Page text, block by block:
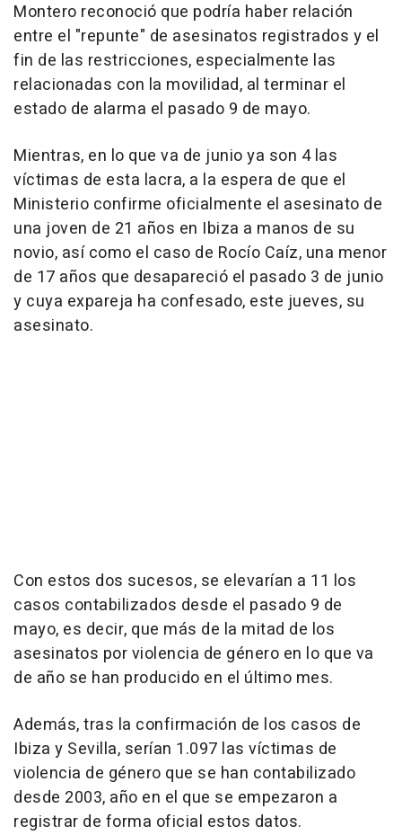
Montero reconoció que podría haber relación
entre el "repunte" de asesinatos registrados y el
fin de las restricciones, especialmente las
relacionadas con la movilidad, al terminar el
estado de alarma el pasado 9 de mayo.
Mientras, en lo que va de junio ya son 4 las
víctimas de esta lacra, a la espera de que el
Ministerio confirme oficialmente el asesinato de
una joven de 21 años en Ibiza a manos de su
novio, así como el caso de Rocío Caíz, una menor
de 17 años que desapareció el pasado 3 de junio
y cuya expareja ha confesado, este jueves, su
asesinato.
Con estos dos sucesos, se elevarían a 11 los
casos contabilizados desde el pasado 9 de
mayo, es decir, que más de la mitad de los
asesinatos por violencia de género en lo que va
de año se han producido en el último mes.
Además, tras la confirmación de los casos de
Ibiza y Sevilla, serían 1.097 las víctimas de
violencia de género que se han contabilizado
desde 2003, año en el que se empezaron a
registrar de forma oficial estos datos.